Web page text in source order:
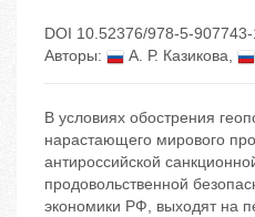
DOI 10.52376/978-5-
Авторы:
А. Р. Казикова,
В условиях обострения
нарастающего мирового
антироссийской
продовольственной
экономики РФ, выходят на